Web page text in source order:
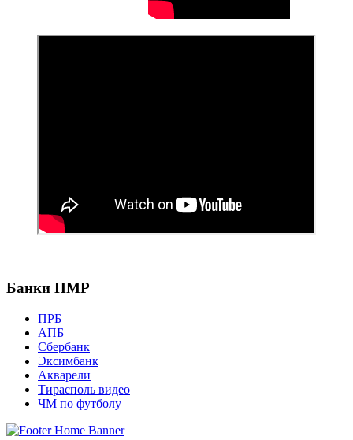
Банки ПМР
ПРБ
АПБ
Сбербанк
Эксимбанк
Акварели
Тирасполь видео
ЧМ по футболу